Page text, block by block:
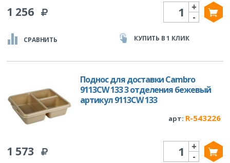
1 256 Количество
-
+
СРАВНИТЬ КУПИТЬ В 1 КЛИК
Поднос для доставки Cambro
9113CW 133 3 отделения бежевый
артикул 9113CW 133
арт: R-543226
1 573 Количество
-
+